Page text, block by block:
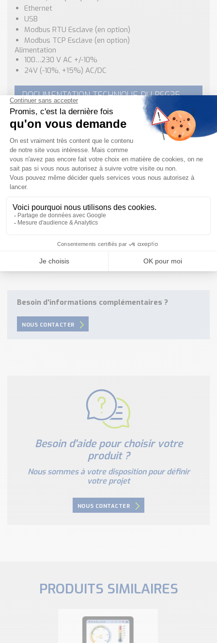
Ethernet
USB
Modbus RTU Esclave (en option)
Modbus TCP Esclave (en option)
Alimentation
100…230 V AC +/-10%
24V (-10%, +15%) AC/DC
DOCUMENTATION TECHNIQUE DU RSG35
Fiche TechniqueEnregistreur de Données RSG35.pdf Télécharger
DEMANDE DE DEVIS & RENSEIGNEMENTS
Pour plus d’informations sur cet Enregistreur de
Données / Enregistreur Graphique RSG35 Endress
et commercialesgrâce ànotre formulaire de
contact, par mail àinfo@tecnoland.fr
téléphone au 08-20-82-51-69.
Besoin d'informations complémentaires ?
NOUS CONTACTER
Besoin d'aide pour choisir votre
produit ?
Nous sommes à votre disposition pour définir
votre projet
NOUS CONTACTER
PRODUITS SIMILAIRES